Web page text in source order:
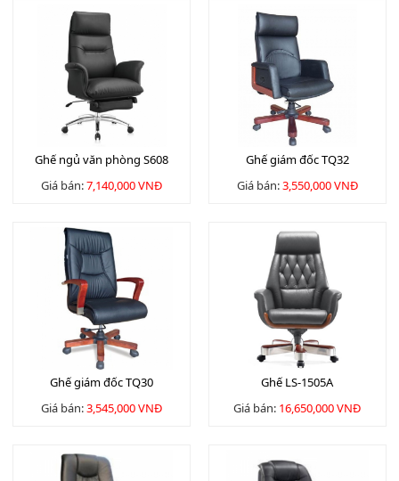
Ghế ngủ văn phòng S608
Giá bán:7,140,000 VNĐ
Ghế giám đốc TQ32
Giá bán:3,550,000 VNĐ
Ghế giám đốc TQ30
Giá bán:3,545,000 VNĐ
Ghế LS-1505A
Giá bán: 16,650,000 VNĐ